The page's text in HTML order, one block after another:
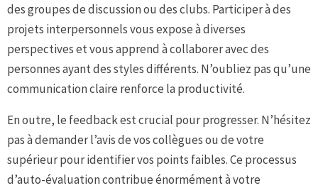
des groupes de discussion ou des clubs. Participer à des
projets interpersonnels vous expose à diverses
perspectives et vous apprend à collaborer avec des
personnes ayant des styles différents. N’oubliez pas qu’une
communication claire renforce la productivité.
En outre, le feedback est crucial pour progresser. N’hésitez
pas à demander l’avis de vos collègues ou de votre
supérieur pour identifier vos points faibles. Ce processus
d’auto-évaluation contribue énormément à votre